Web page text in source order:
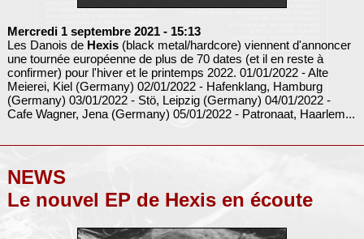
Mercredi 1 septembre 2021 - 15:13
Les Danois de Hexis(black metal/hardcore) viennent d'annoncer
une tournée européenne de plus de 70 dates (et il en reste à
confirmer) pour l'hiver et le printemps 2022. 01/01/2022 - Alte
Meierei, Kiel (Germany) 02/01/2022 - Hafenklang, Hamburg
(Germany) 03/01/2022 - Stö, Leipzig (Germany) 04/01/2022 -
Cafe Wagner, Jena (Germany) 05/01/2022 - Patronaat, Haarlem...
NEWS
Le nouvel EP de Hexis en écoute